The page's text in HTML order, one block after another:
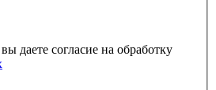
даете согласие на обработку